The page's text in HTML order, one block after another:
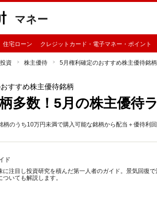
マネー
住宅ローン クレジットカード・電子マネー・ポイント
投資 株主優待 5月権利確定のおすすめ株主優待銘柄
すすめ株主優待銘柄
多数！5月の株主優待
のうち10万円未満で購入可能な銘柄から配当＋優待利
ド
に注目し投資研究を積んだ第一人者のガイド。景気回復
いても解説します。